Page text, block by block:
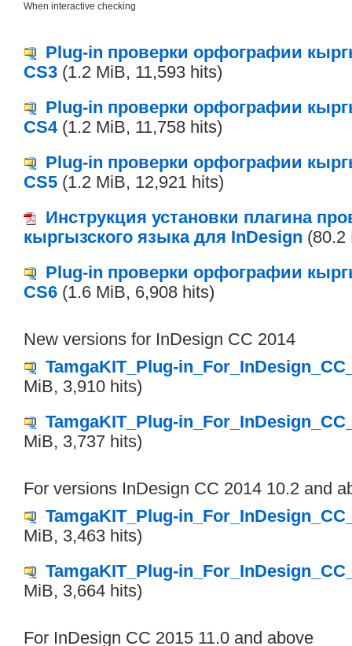
When interactive checking
Plug-in проверки орфографии
CS3 (1.2 MiB, 11,593 hits)
Plug-in проверки орфографии
CS4(1.2 MiB, 11,758 hits)
Plug-in проверки орфографии
CS5 (1.2 MiB, 12,921 hits)
Инструкция установки плагина
кыргызского языка для InDesign (80.2
Plug-in проверки орфографии
CS6 (1.6 MiB, 6,908 hits)
New versions for InDesign CC 2014
TamgaKIT_Plug-
MiB, 3,910 hits)
TamgaKIT_Plug-
MiB, 3,737 hits)
For versions InDesign CC 2014 10.2 and
TamgaKIT_Plug-
MiB, 3,463 hits)
TamgaKIT_Plug-
MiB, 3,664 hits)
For InDesign CC 2015 11.0 and above